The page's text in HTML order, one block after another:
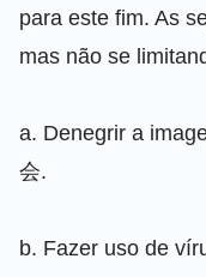
para este fim. As
mas não se
a. Denegrir a
会.
b. Fazer uso de